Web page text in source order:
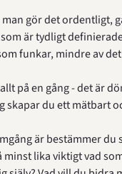
man gör det ordentligt,
är tydligt
funkar, mindre av
på en gång - det är
skapar du ett mätbart
är bestämmer du
minst lika viktigt vad